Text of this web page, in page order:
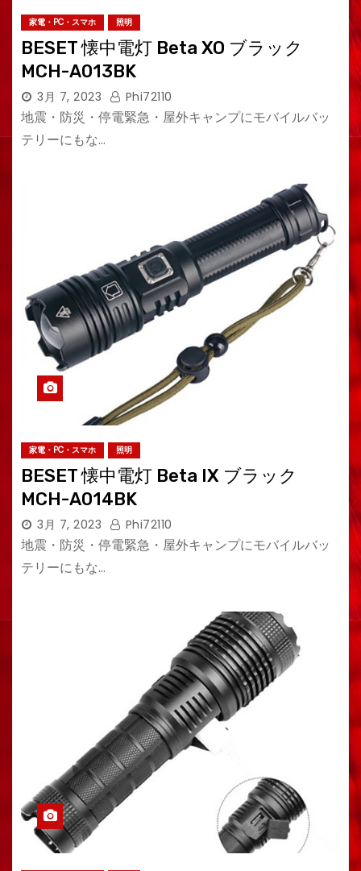
家電・PC・スマホ 照明
BESET 懐中電灯 Beta XO ブラック
MCH-A013BK
3月 7, 2023 Phi72110
地震・防災・停電緊急・屋外キャンプにモバイルバッ
テリーにもな…
家電・PC・スマホ 照明
BESET 懐中電灯 Beta IX ブラック
MCH-A014BK
3月 7, 2023 Phi72110
地震・防災・停電緊急・屋外キャンプにモバイルバッ
テリーにもな…